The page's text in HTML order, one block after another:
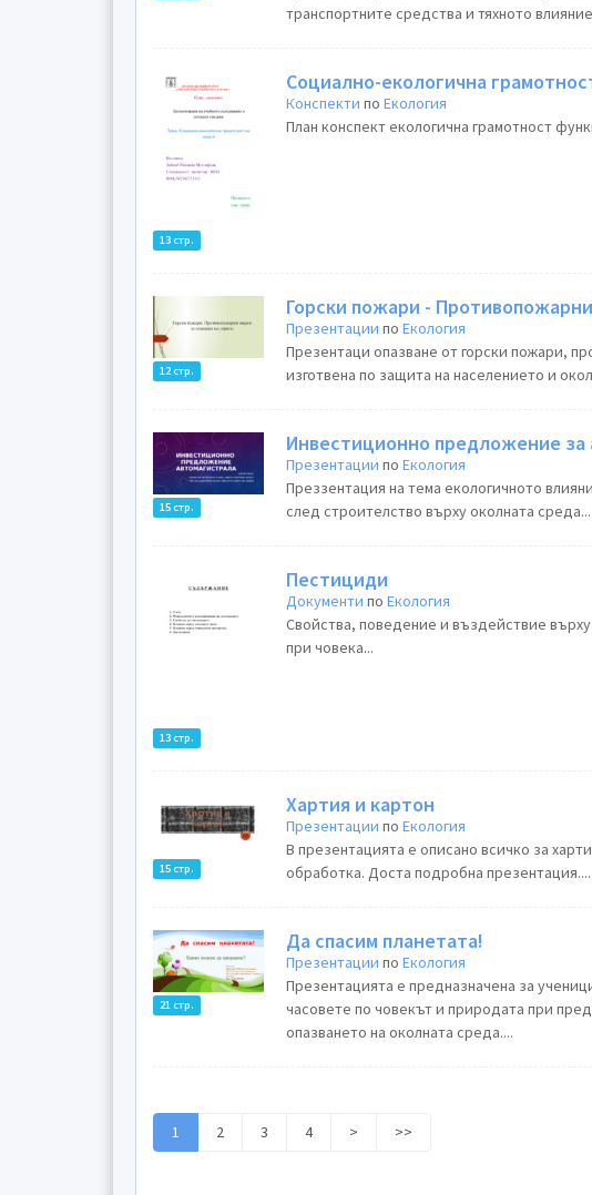
транспортните средства и тяхното
13 стр.
Социално-екологична
Конспекти поЕкология
План конспект екологична грамотност
12 стр.
Горски пожари -
Презентации поЕкология
Презентаци опазване от горски пожари,
изготвена по защита на населението и
15 стр.
Инвестиционно предложение за
Презентации поЕкология
Преззентация на тема екологичното
след строителство върху околната среда...
13 стр.
Пестициди
Документи поЕкология
Свойства, поведение и въздействие
при човека...
15 стр.
Хартия и картон
Презентации поЕкология
В презентацията е описано всичко за
обработка. Доста подробна презентация....
21 стр.
Да спасим планетата!
Презентации поЕкология
Презентацията е предназначена за
часовете по човекът и природата при
опазването на околната среда....
1 2 3 4 > >>